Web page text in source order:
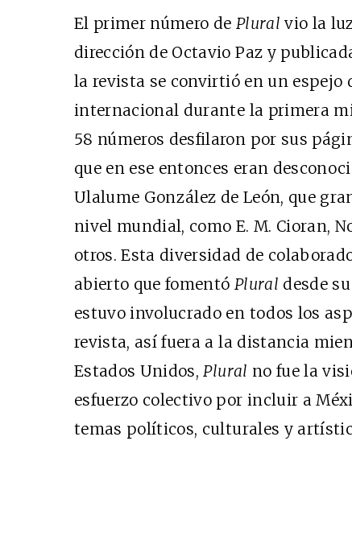
El primer número de Plural vio la
dirección de Octavio Paz y
la revista se convirtió en un espejo
internacional durante la primera
58 números desfilaron por sus
que en ese entonces eran
Ulalume González de León, que
nivel mundial, como E. M. Cioran,
otros. Esta diversidad de
abierto que fomentó Plural desde
estuvo involucrado en todos los
revista, así fuera a la distancia
Estados Unidos,Plural no fue la
esfuerzo colectivo por incluir a
temas políticos, culturales y
Cine desde los
EDICIÓN MÉXICO
SUSCRÍBETE